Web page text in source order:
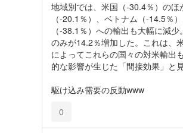
地域別では、米国（-30.4％）のほ
（-20.1％）、ベトナム（-14.5％
（-38.1％）への輸出も大幅に減
のみが14.2％増加した。これは、
によってこれらの国々の対米輸出
的な影響が生じた「間接効果」と
駆け込み需要の反動www
0